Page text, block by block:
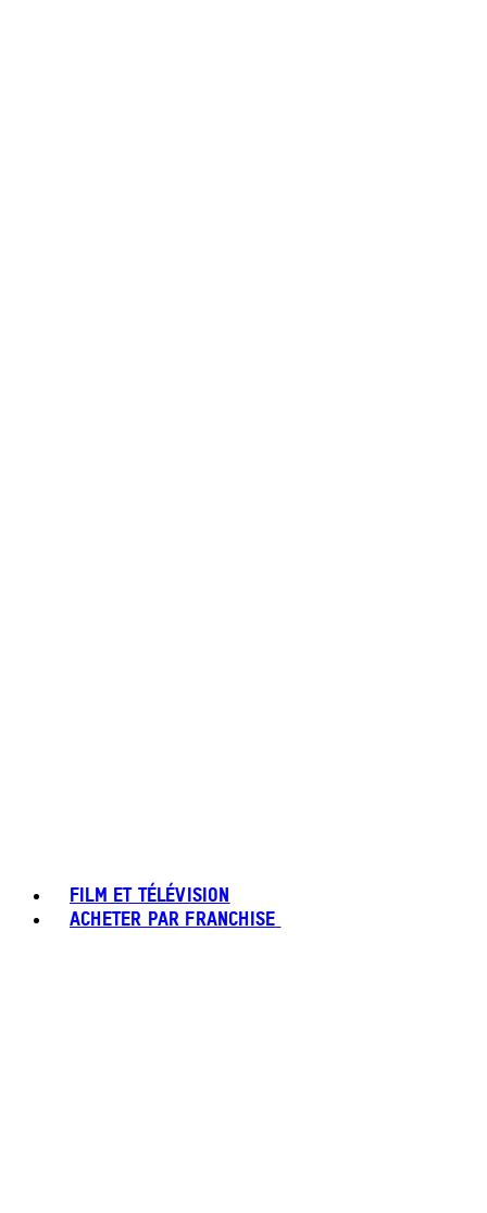
FILM ET TÉLÉVISION
ACHETER PAR FRANCHISE